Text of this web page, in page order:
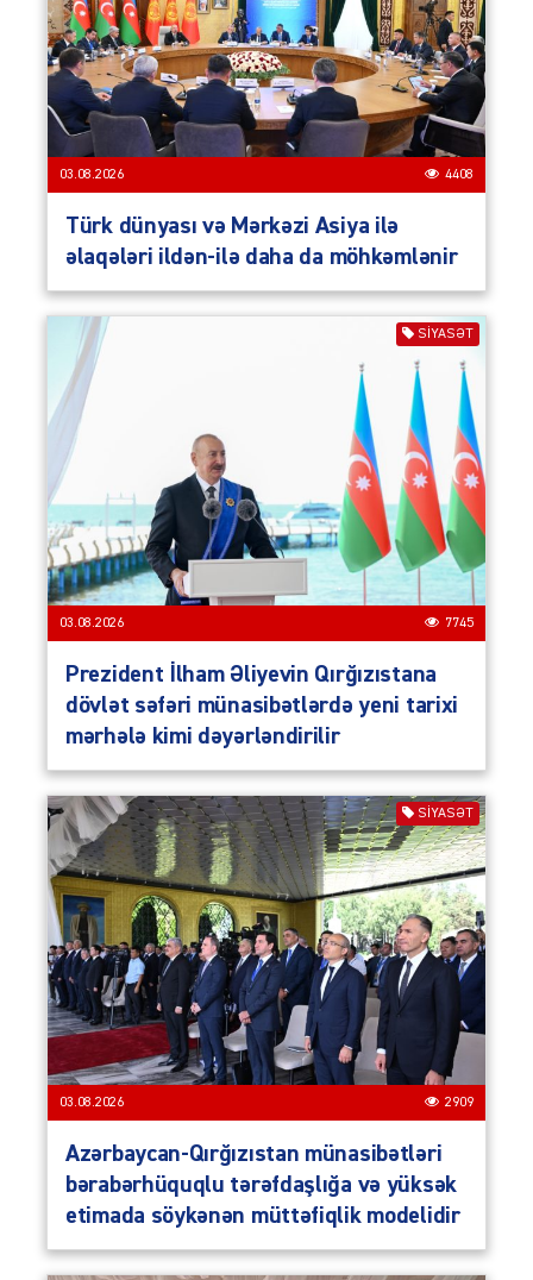
03.08.2026 4408
Türk dünyası və Mərkəzi Asiya ilə
əlaqələri ildən-ilə daha da möhkəmlənir
SIYASƏT
03.08.2026 7745
Prezident İlham Əliyevin Qırğızıstana
dövlət səfəri münasibətlərdə yeni tarixi
mərhələ kimi dəyərləndirilir
SIYASƏT
03.08.2026 2909
Azərbaycan-Qırğızıstan münasibətləri
bərabərhüquqlu tərəfdaşlığa və yüksək
etimada söykənən müttəfiqlik modelidir